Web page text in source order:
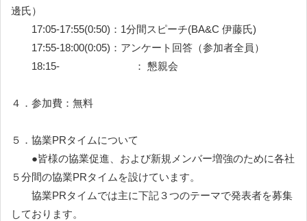
邊氏）
17:05-17:55(0:50)：1分間スピーチ(BA&C 伊藤氏)
17:55-18:00(0:05)：アンケート回答（参加者全員）
18:15- ： 懇親会
４．参加費：無料
５．協業PRタイムについて
●皆様の協業促進、および新規メンバー増強のために各社
５分間の協業PRタイムを設けています。
協業PRタイムでは主に下記３つのテーマで発表者を募集
しております。